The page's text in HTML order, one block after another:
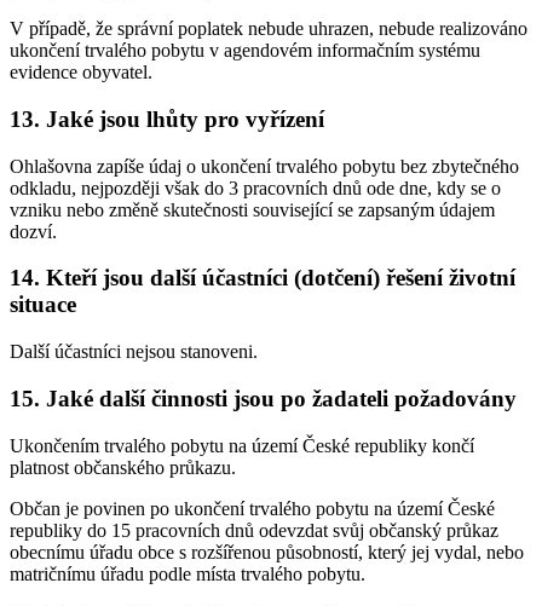
V případě, že správní poplatek nebude uhrazen, nebude realizováno
ukončení trvalého pobytu v agendovém informačním systému
evidence obyvatel.
13. Jaké jsou lhůty pro vyřízení
Ohlašovna zapíše údaj o ukončení trvalého pobytu bez zbytečného
odkladu, nejpozději však do 3 pracovních dnů ode dne, kdy se o
vzniku nebo změně skutečnosti související se zapsaným údajem
dozví.
14. Kteří jsou další účastníci (dotčení) řešení životní
situace
Další účastníci nejsou stanoveni.
15. Jaké další činnosti jsou po žadateli požadovány
Ukončením trvalého pobytu na území České republiky končí
platnost občanského průkazu.
Občan je povinen po ukončení trvalého pobytu na území České
republiky do 15 pracovních dnů odevzdat svůj občanský průkaz
obecnímu úřadu obce s rozšířenou působností, který jej vydal, nebo
matričnímu úřadu podle místa trvalého pobytu.